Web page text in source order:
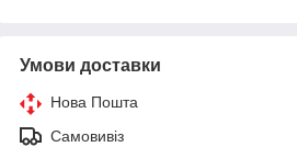
Умови доставки
Нова Пошта
Самовивіз